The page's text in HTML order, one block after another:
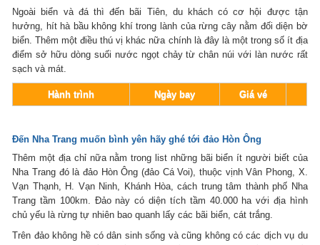
Ngoài biển và đá thì đến bãi Tiên, du khách có cơ hội được tận
hưởng, hít hà bầu không khí trong lành của rừng cây nằm đối diện bờ
biển. Thêm một điều thú vị khác nữa chính là đây là một trong số ít địa
điểm sở hữu dòng suối nước ngọt chảy từ chân núi với làn nước rất
sạch và mát.
Hành trình Ngày bay Giá vé
Đến Nha Trang muốn bình yên hãy ghé tới đảo Hòn Ông
Thêm một địa chỉ nữa nằm trong list những bãi biển ít người biết của
Nha Trang đó là đảo Hòn Ông (đảo Cá Voi), thuộc vịnh Vân Phong, X.
Vạn Thạnh, H. Vạn Ninh, Khánh Hòa, cách trung tâm thành phố Nha
Trang tầm 100km. Đảo này có diện tích tầm 40.000 ha với địa hình
chủ yếu là rừng tự nhiên bao quanh lấy các bãi biển, cát trắng.
Trên đảo không hề có dân sinh sống và cũng không có các dịch vụ du